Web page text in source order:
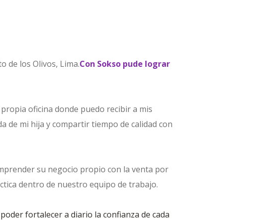
de los Olivos, Lima.Con Sokso pude lograr
oficina donde puedo recibir a mis
de mi hija y compartir tiempo de calidad con
su negocio propio con la venta por
dentro de nuestro equipo de trabajo.
fortalecer a diario la confianza de cada